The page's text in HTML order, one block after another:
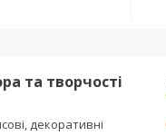
та творчості
декоративні